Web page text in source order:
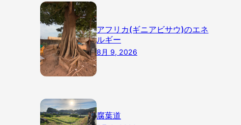
アフリカ(ギニアビサウ)のエネ
ルギー
8月 9, 2026
腐葉道